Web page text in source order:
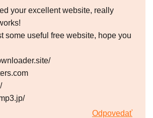
your excellent website, really
some useful free website, hope you
Odpovedať